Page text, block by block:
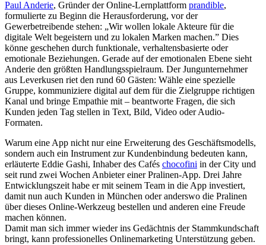
Paul Anderie, Gründer der Online-Lernplattform prandible,
formulierte zu Beginn die Herausforderung, vor der
Gewerbetreibende stehen: „Wir wollen lokale Akteure für die
digitale Welt begeistern und zu lokalen Marken machen.” Dies
könne geschehen durch funktionale, verhaltensbasierte oder
emotionale Beziehungen. Gerade auf der emotionalen Ebene sieht
Anderie den größten Handlungsspielraum. Der Jungunternehmer
aus Leverkusen riet den rund 60 Gästen: Wähle eine spezielle
Gruppe, kommuniziere digital auf dem für die Zielgruppe richtigen
Kanal und bringe Empathie mit – beantworte Fragen, die sich
Kunden jeden Tag stellen in Text, Bild, Video oder Audio-
Formaten.
Warum eine App nicht nur eine Erweiterung des Geschäftsmodells,
sondern auch ein Instrument zur Kundenbindung bedeuten kann,
erläuterte Eddie Gashi, Inhaber des Cafés chocofini in der City und
seit rund zwei Wochen Anbieter einer Pralinen-App. Drei Jahre
Entwicklungszeit habe er mit seinem Team in die App investiert,
damit nun auch Kunden in München oder anderswo die Pralinen
über dieses Online-Werkzeug bestellen und anderen eine Freude
machen können.
Damit man sich immer wieder ins Gedächtnis der Stammkundschaft
bringt, kann professionelles Onlinemarketing Unterstützung geben.